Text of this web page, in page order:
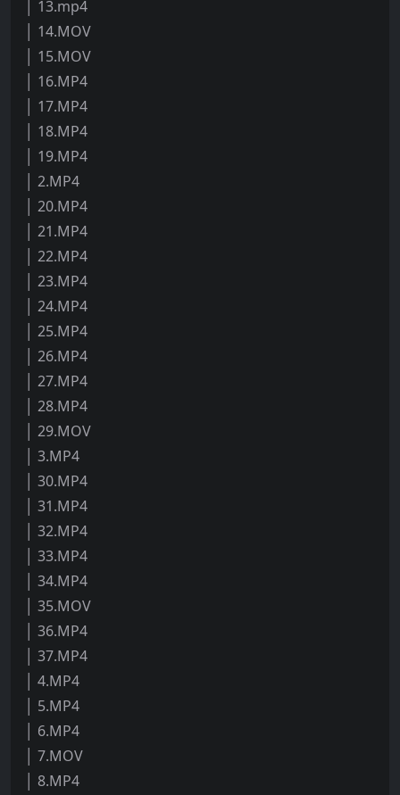
│ 13.mp4
│ 14.MOV
│ 15.MOV
│ 16.MP4
│ 17.MP4
│ 18.MP4
│ 19.MP4
│ 2.MP4
│ 20.MP4
│ 21.MP4
│ 22.MP4
│ 23.MP4
│ 24.MP4
│ 25.MP4
│ 26.MP4
│ 27.MP4
│ 28.MP4
│ 29.MOV
│ 3.MP4
│ 30.MP4
│ 31.MP4
│ 32.MP4
│ 33.MP4
│ 34.MP4
│ 35.MOV
│ 36.MP4
│ 37.MP4
│ 4.MP4
│ 5.MP4
│ 6.MP4
│ 7.MOV
│ 8.MP4